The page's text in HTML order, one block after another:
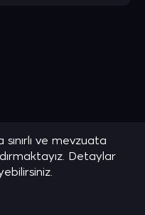
ve mevzuata
Detaylar